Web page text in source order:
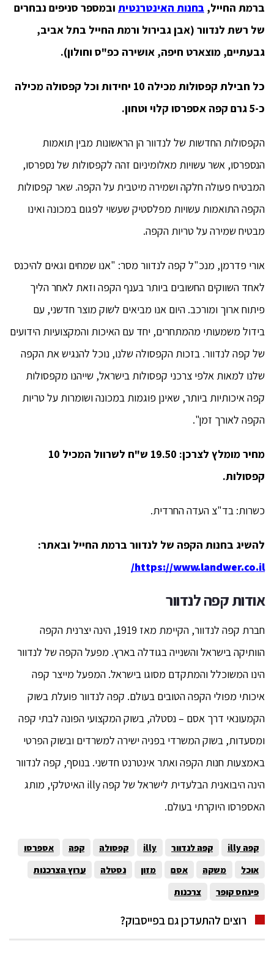
ברמת החייל, בחנות האינטרנטית ובמספר סניפים נבחרים
של רשת לנדוור (אבן גבירול ורמת החייל בתל אביב,
גבעתיים, מוצארט חיפה, אושירה כפ"ס וחולון).
כל חבילת קפסולות מכילה 10 יחידות וכל קפסולה מכילה
כ-5 גרם קפה אספרסו קלוי וטחון.
הקפסולות החדשות של לנדוור הן הראשונות מבין תואמות
הנספרסו, אשר עשויות מאלומיניום זהה לקפסולות של נספרסו,
המבטיח פעולה חלקה ושמירה מיטבית על הקפה. שאר קפסולות
הקפה התואמות עשויות מפלסטיק שעשוי לפגום במכונה ואינו
מבטיח שמירה על טריות הקפה.
אורי פדרמן, מנכ"ל קפה לנדוור מסר: "אנו שמחים וגאים להיכנס
לאחד השווקים החשובים ביותר בענף הקפה וזאת לאחר הליך
פיתוח ארוך ומורכב. היום אנו מביאים לשוק מוצר חדשני, עם
בידול משמעותי מהמתחרים, יחד עם האיכות והמקצועיות הידועים
של קפה לנדוור. בזכות הקפסולה שלנו, נוכל להנגיש את הקפה
שלנו למאות אלפי צרכני קפסולות בישראל, שייהנו מקפסולות
קפה איכותיות ביותר, שאינן פוגמות במכונה ושומרות על טריות
הקפה לאורך זמן".
מחיר מומלץ לצרכן: 19.50 ש"ח לשרוול המכיל 10
קפסולות.
כשרות: בד"צ העדה החרדית.
להשיג בחנות הקפה של לנדוור ברמת החייל ובאתר:
https://www.landwer.co.il/
אודות קפה לנדוור
חברת קפה לנדוור, הקיימת מאז 1919, הינה יצרנית הקפה
הוותיקה בישראל והשנייה בגודלה בארץ. מפעל הקפה של לנדוור
הינו המשוכלל והמתקדם מסוגו בישראל. המפעל מייצר קפה
איכותי מפולי הקפה הטובים בעולם. קפה לנדוור פועלת בשוק
הקמעונאי דרך אסם – נסטלה, בשוק המקצועי הפונה לבתי קפה
ומסעדות, בשוק המשרדי בפניה ישירה למשרדים ובשוק הפרטי
באמצעות חנות הקפה ואתר אינטרנט חדשני. בנוסף, קפה לנדוור
הינה היבואנית הבלעדית לישראל של קפה illy האיטלקי, מותג
האספרסו היוקרתי בעולם.
קפה illy קפה לנדוור illy קפסולה קפה
אספרסו
אוכל
משקה אסם מזון נסטלה
ערוץ הצרכנות
פינחס קופר
צרכנות
רוצים להתעדכן גם בפייסבוק?